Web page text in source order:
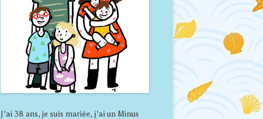
J'ai 38 ans, je suis mariée, j'ai un Minus